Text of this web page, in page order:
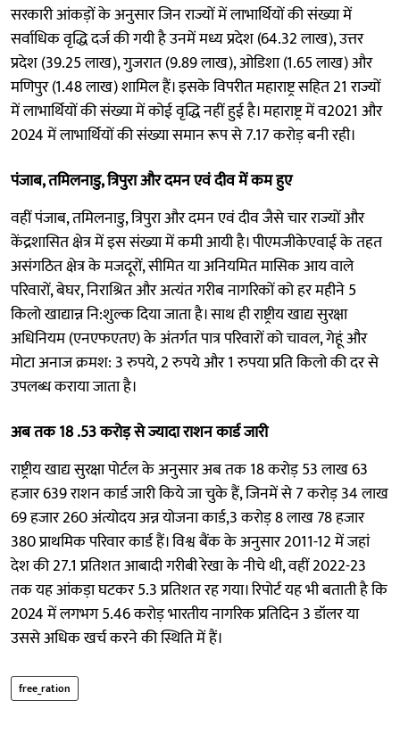
सरकारी आंकड़ों के अनुसार जिन राज्यों में लाभार्थियों की संख्या में
सर्वाधिक वृद्धि दर्ज की गयी है उनमें मध्य प्रदेश (64.32 लाख), उत्तर
प्रदेश (39.25 लाख), गुजरात (9.89 लाख), ओडिशा (1.65 लाख) और
मणिपुर (1.48 लाख) शामिल हैं। इसके विपरीत महाराष्ट्र सहित 21 राज्यों
में लाभार्थियों की संख्या में कोई वृद्धि नहीं हुई है। महाराष्ट्र में व2021 और
2024 में लाभार्थियों की संख्या समान रूप से 7.17 करोड़ बनी रही।
पंजाब, तमिलनाडु, त्रिपुरा और दमन एवं दीव में कम हुए
वहीं पंजाब, तमिलनाडु, त्रिपुरा और दमन एवं दीव जैसे चार राज्यों और
केंद्रशासित क्षेत्र में इस संख्या में कमी आयी है। पीएमजीकेएवाई के तहत
असंगठित क्षेत्र के मजदूरों, सीमित या अनियमित मासिक आय वाले
परिवारों, बेघर, निराश्रित और अत्यंत गरीब नागरिकों को हर महीने 5
किलो खाद्यान्न नि:शुल्क दिया जाता है। साथ ही राष्ट्रीय खाद्य सुरक्षा
अधिनियम (एनएफएतए) के अंतर्गत पात्र परिवारों को चावल, गेहूं और
मोटा अनाज क्रमश: 3 रुपये, 2 रुपये और 1 रुपया प्रति किलो की दर से
उपलब्ध कराया जाता है।
अब तक 18 .53 करोड़ से ज्यादा राशन कार्ड जारी
राष्ट्रीय खाद्य सुरक्षा पोर्टल के अनुसार अब तक 18 करोड़ 53 लाख 63
हजार 639 राशन कार्ड जारी किये जा चुके हैं, जिनमें से 7 करोड़ 34 लाख
69 हजार 260 अंत्योदय अन्न योजना कार्ड,3 करोड़ 8 लाख 78 हजार
380 प्राथमिक परिवार कार्ड हैं। विश्व बैंक के अनुसार 2011-12 में जहां
देश की 27.1 प्रतिशत आबादी गरीबी रेखा के नीचे थी, वहीं 2022-23
तक यह आंकड़ा घटकर 5.3 प्रतिशत रह गया। रिपोर्ट यह भी बताती है कि
2024 में लगभग 5.46 करोड़ भारतीय नागरिक प्रतिदिन 3 डॉलर या
उससे अधिक खर्च करने की स्थिति में हैं।
free_ration